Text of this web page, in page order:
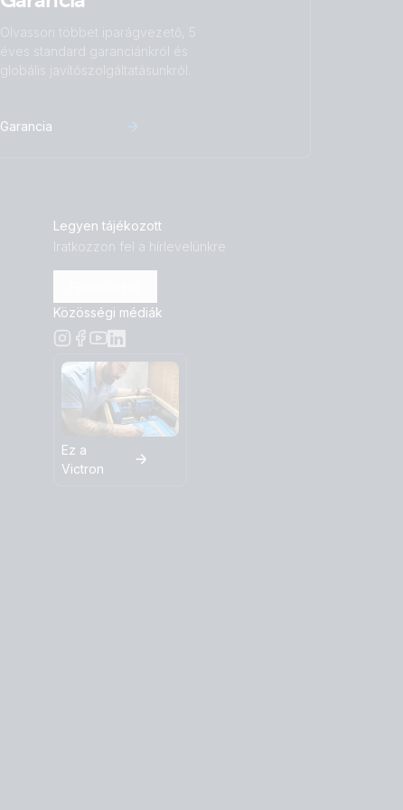
Olvasson többet iparágvezető, 5
éves standard garanciánkról és
globális javítószolgáltatásunkról.
Garancia
Legyen tájékozott
Iratkozzon fel a hírlevelünkre
Közösségi médiák
Ez a
Victron